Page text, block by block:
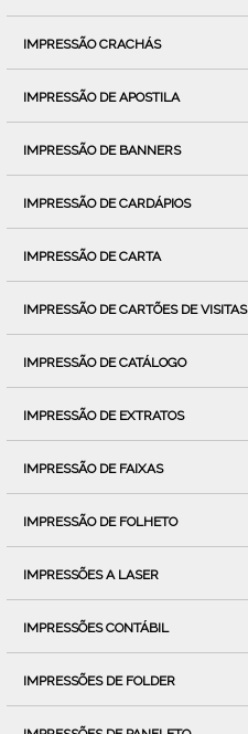
IMPRESSÃO CRACHÁS
IMPRESSÃO DE APOSTILA
IMPRESSÃO DE BANNERS
IMPRESSÃO DE CARDÁPIOS
IMPRESSÃO DE CARTA
IMPRESSÃO DE CARTÕES DE VISITAS
IMPRESSÃO DE CATÁLOGO
IMPRESSÃO DE EXTRATOS
IMPRESSÃO DE FAIXAS
IMPRESSÃO DE FOLHETO
IMPRESSÕES A LASER
IMPRESSÕES CONTÁBIL
IMPRESSÕES DE FOLDER